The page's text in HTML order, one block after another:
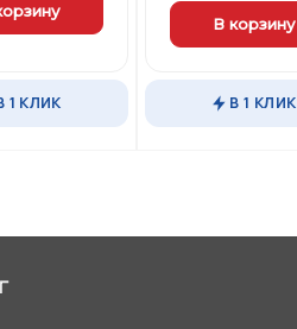
1 КЛИК
В корзину
В 1 КЛИК